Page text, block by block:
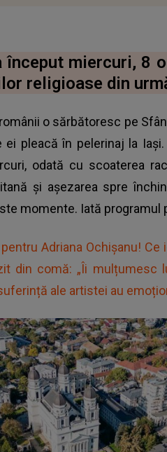
început miercuri, 8
religioase din
o sărbătoresc pe
pleacă în pelerinaj la
odată cu scoaterea
și așezarea spre
momente. Iată
Adriana Ochișanu!
din comă: „Îi mulțumesc
ale artistei au